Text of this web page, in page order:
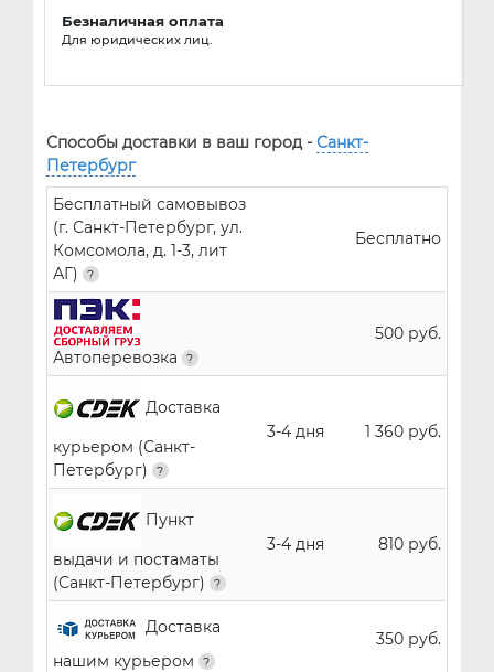
Безналичная оплата
Для юридических лиц.
Способы доставки в ваш город - Санкт-
Петербург
Бесплатный самовывоз
(г. Санкт-Петербург, ул.
Комсомола, д. 1-3, лит
АГ)
Бесплатно
Автоперевозка
500 руб.
Доставка
курьером (Санкт-
Петербург)
3-4 дня 1 360 руб.
Пункт
выдачи и постаматы
(Санкт-Петербург)
3-4 дня 810 руб.
Доставка
нашим курьером
350 руб.